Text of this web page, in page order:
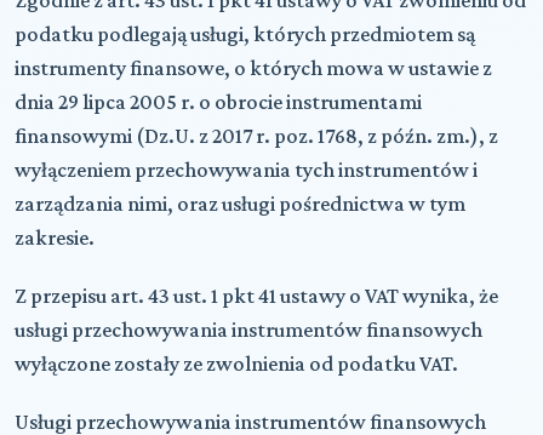
podatku podlegają usługi, których przedmiotem są
instrumenty finansowe, o których mowa w ustawie z
dnia 29 lipca 2005 r. o obrocie instrumentami
finansowymi (Dz.U. z 2017 r. poz. 1768, z późn. zm.), z
wyłączeniem przechowywania tych instrumentów i
zarządzania nimi, oraz usługi pośrednictwa w tym
zakresie.
Z przepisu art. 43 ust. 1 pkt 41 ustawy o VAT wynika, że
usługi przechowywania instrumentów finansowych
wyłączone zostały ze zwolnienia od podatku VAT.
Usługi przechowywania instrumentów finansowych